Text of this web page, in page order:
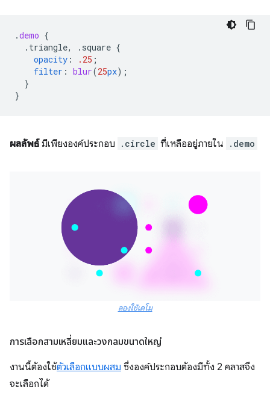
.demo {
.triangle,
.square {
opacity : .25 ;
filter : blur(25px);
}
}
ผลลัพธ์มีเพียงองค์ประกอบ .circle ที่เหลืออยู่ภายใน .demo
ลองใช้เดโม
การเลือกสามเหลี่ยมและวงกลมขนาดใหญ่
งานนี้ต้องใช้ตัวเลือกแบบผสม ซึ่งองค์ประกอบต้องมีทั้ง 2 คลาสจึง
จะเลือกได้